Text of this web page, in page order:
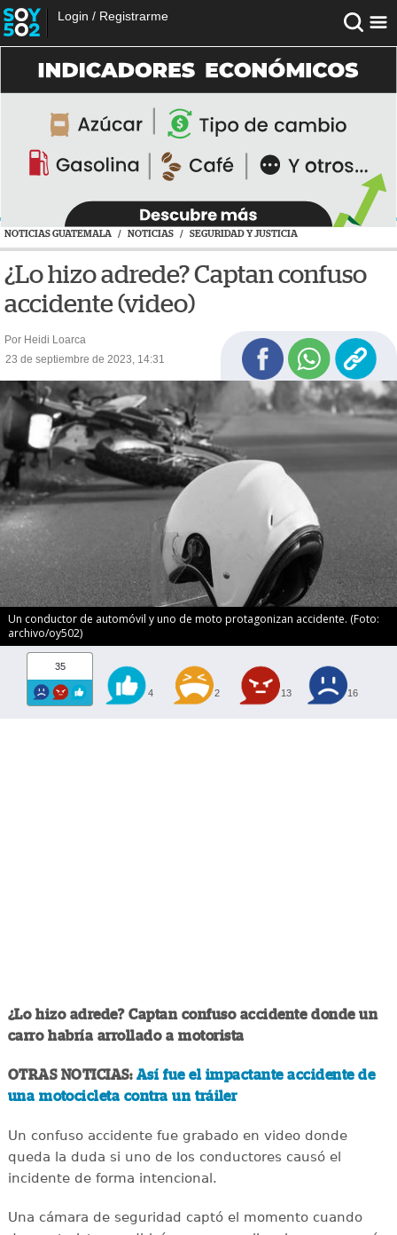
Login / Registrarme
NOTICIAS GUATEMALA / NOTICIAS / SEGURIDAD Y JUSTICIA
¿Lo hizo adrede? Captan confuso
accidente (video)
Por Heidi Loarca
23 de septiembre de 2023, 14:31
Un conductor de automóvil y uno de moto protagonizan accidente. (Foto:
archivo/oy502)
35
4 2 13 16
¿Lo hizo adrede? Captan confuso accidente donde un
carro habría arrollado a motorista
OTRAS NOTICIAS: Así fue el impactante accidente de
una motocicleta contra un tráiler
Un confuso accidente fue grabado en video donde
queda la duda si uno de los conductores causó el
incidente de forma intencional.
Una cámara de seguridad captó el momento cuando